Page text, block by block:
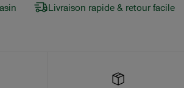
Livraison rapide & retour facile